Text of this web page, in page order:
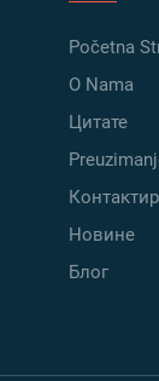
Početna
O Nama
Цитате
Новине
Блог